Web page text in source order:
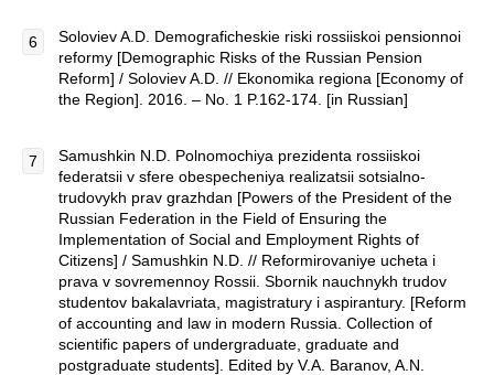
Soloviev A.D. Demograficheskie riski rossiiskoi pensionnoi
reformy [Demographic Risks of the Russian Pension
Reform] / Soloviev A.D. // Ekonomika regiona [Economy of
the Region]. 2016. – No. 1 P.162-174. [in Russian]
Samushkin N.D. Polnomochiya prezidenta rossiiskoi
federatsii v sfere obespecheniya realizatsii sotsialno-
trudovykh prav grazhdan [Powers of the President of the
Russian Federation in the Field of Ensuring the
Implementation of Social and Employment Rights of
Citizens] / Samushkin N.D. // Reformirovaniye ucheta i
prava v sovremennoy Rossii. Sbornik nauchnykh trudov
studentov bakalavriata, magistratury i aspirantury. [Reform
of accounting and law in modern Russia. Collection of
scientific papers of undergraduate, graduate and
postgraduate students]. Edited by V.A. Baranov, A.N.